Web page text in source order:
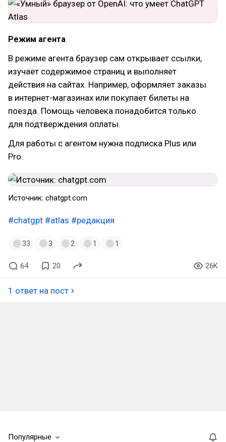
Режим агента
В режиме агента браузер сам открывает ссылки,
изучает содержимое страниц и выполняет
действия на сайтах. Например, оформляет заказы
в интернет-магазинах или покупает билеты на
поезда. Помощь человека понадобится только
для подтверждения оплаты.
Для работы с агентом нужна подписка Plus или
Pro.
Источник: chatgpt.com
#chatgpt #atlas #редакция
33 3 2 1 1
64 20 26K
1 ответ на пост
Популярные